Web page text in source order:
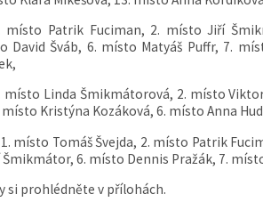
místo Patrik Fuciman, 2. místo Jiří
David Šváb, 6. místo Matyáš Puffr, 7.
Linda Šmikmátorová, 2. místo
Kristýna Kozáková, 6. místo Anna
1. místo Tomáš Švejda, 2. místo Patrik
6. místo Dennis Pražák, 7.
si prohlédněte v přílohách.